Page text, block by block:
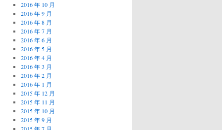
2016 年 10 月
2016 年 9 月
2016 年 8 月
2016 年 7 月
2016 年 6 月
2016 年 5 月
2016 年 4 月
2016 年 3 月
2016 年 2 月
2016 年 1 月
2015 年 12 月
2015 年 11 月
2015 年 10 月
2015 年 9 月